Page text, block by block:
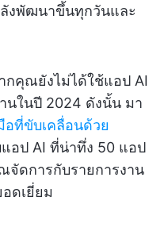
งพัฒนาขึ้นทุกวันและ
คุณยังไม่ได้ใช้แอป AI
นในปี 2024 ดังนั้น มา
อที่ขับเคลื่อนด้วย
แอป AI ที่น่าทึ่ง 50 แอป
ดการกับรายการงาน
ดเยี่ยม